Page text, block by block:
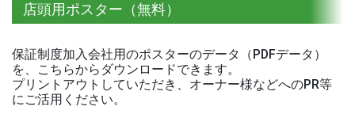
店頭用ポスター（無料）
保証制度加入会社用のポスターのデータ（PDFデータ）
を、こちらからダウンロードできます。
プリントアウトしていただき、オーナー様などへのPR等
にご活用ください。